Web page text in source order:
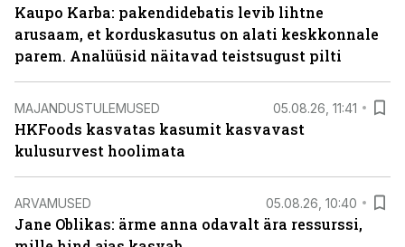
Kaupo Karba: pakendidebatis levib lihtne
arusaam, et korduskasutus on alati keskkonnale
parem. Analüüsid näitavad teistsugust pilti
MAJANDUSTULEMUSED 05.08.26, 11:41
HKFoods kasvatas kasumit kasvavast
kulusurvest hoolimata
ARVAMUSED 05.08.26, 10:40
Jane Oblikas: ärme anna odavalt ära ressurssi,